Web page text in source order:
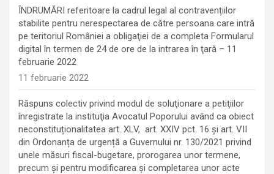
ÎNDRUMĂRI referitoare la cadrul legal al contravențiilor
stabilite pentru nerespectarea de către persoana care intră
pe teritoriul României a obligaţiei de a completa Formularul
digital în termen de 24 de ore de la intrarea în ţară – 11
februarie 2022
11 februarie 2022
Răspuns colectiv privind modul de soluţionare a petiţiilor
înregistrate la instituţia Avocatul Poporului având ca obiect
neconstituționalitatea art. XLV, art. XXIV pct. 16 și art. VII
din Ordonanța de urgență a Guvernului nr. 130/2021 privind
unele măsuri fiscal-bugetare, prorogarea unor termene,
precum şi pentru modificarea şi completarea unor acte